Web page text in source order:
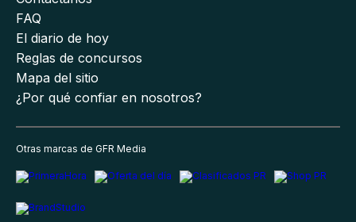
FAQ
El diario de hoy
Reglas de concursos
Mapa del sitio
¿Por qué confiar en nosotros?
Otras marcas de GFR Media